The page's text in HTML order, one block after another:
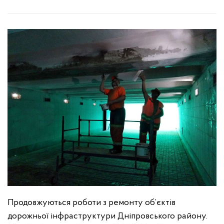
Продовжуються роботи з ремонту об’єктів
дорожньої інфраструктури Дніпровського району.